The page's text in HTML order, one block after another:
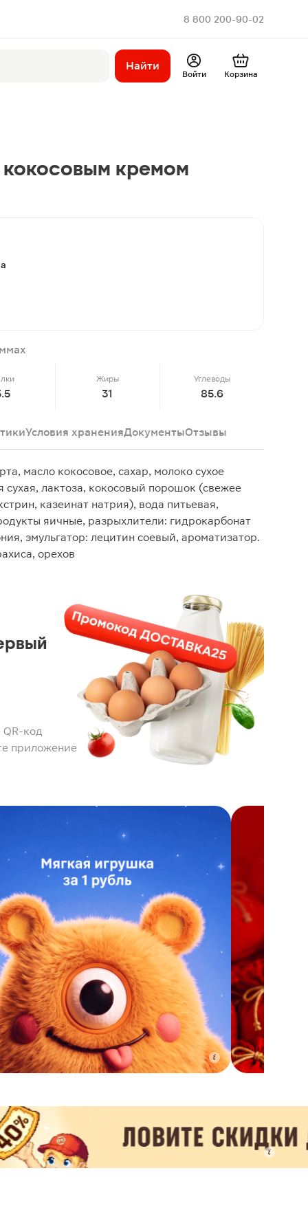
8 800 200-90-02
Найти
Войти Корзина
кремом
Жиры
31
Углеводы
85.6
Условия храненияДокументыОтзывы
масло кокосовое, сахар, молоко сухое
сухая, лактоза, кокосовый порошок (свежее
казеинат натрия), вода питьевая,
яичные, разрыхлители: гидрокарбонат
эмульгатор: лецитин соевый, ароматизатор.
орехов
код
приложение